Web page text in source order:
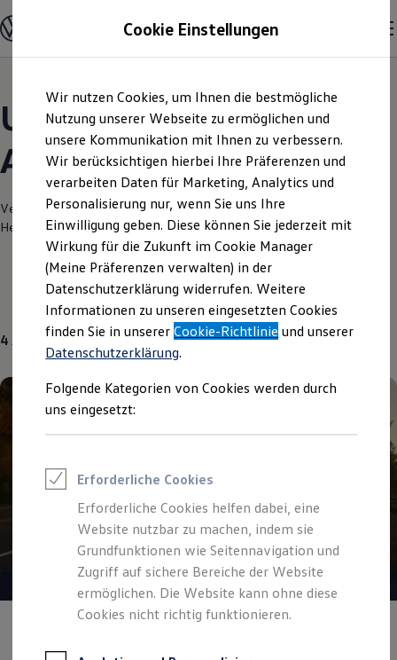
Hauptinhalt
springen
Footer
springen
Modelle und Konfigurator
Konfigurator
Modelle vergleichen
Elektroautos
ENERGY Sondermodelle
Nutzfahrzeuge
SUV und CUV
Familienautos
Kombis
Kompaktwagen
Sportwagen
Schnell verfügbare Fahrzeuge
Angebote und Produkte
Aktuelle Angebote
E-Auto-Förderung
Volkswagen Marktplatz
Die ENERGY Sondermodelle
Junge Gebrauchtwagen und Gebrauchtwagen
Volkswagen Zertifizierte Gebrauchtwagen
Elektromobilität bei Gebrauchtwagen
Saisonangebote
Reifenpakete
Leasing
Leasing-Angebote
Elektroauto Leasing
Kleinwagen-Leasing
Leasing ohne Anzahlung
Finanzierung
Autokredit mit Schlussrate
Versicherungen und Garantien
Kfz-Versicherung
Restschuldversicherungen
Garantien
Unsere aktuellen
Angebote und mehr
Verantwortlich für die Inhalte auf dieser Seite ist die Autohaus
Hessenkassel GmbH & Co. Vertriebs & KG(Impressum & Rechtliches
Gebrauchtwagen
4 Angebote
Cookie Einstellungen
Wir nutzen Cookies, um Ihnen die bestmögliche
Nutzung unserer Webseite zu ermöglichen und
unsere Kommunikation mit Ihnen zu verbessern.
Wir berücksichtigen hierbei Ihre Präferenzen und
verarbeiten Daten für Marketing, Analytics und
Personalisierung nur, wenn Sie uns Ihre
Einwilligung geben. Diese können Sie jederzeit mit
Wirkung für die Zukunft im Cookie Manager
(Meine Präferenzen verwalten) in der
Datenschutzerklärung widerrufen. Weitere
Informationen zu unseren eingesetzten Cookies
finden Sie in unsererCookie-Richtlinie und unserer
Datenschutzerklärung.
Folgende Kategorien von Cookies werden durch
uns eingesetzt:
Erforderliche Cookies
Erforderliche Cookies helfen dabei, eine
Website nutzbar zu machen, indem sie
Grundfunktionen wie Seitennavigation und
Zugriff auf sichere Bereiche der Website
ermöglichen. Die Website kann ohne diese
Cookies nicht richtig funktionieren.